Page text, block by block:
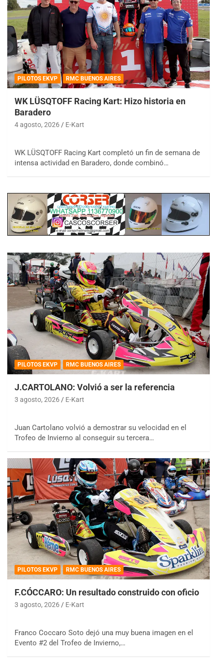
PILOTOS EKVP RMC BUENOS AIRES
WK LÜSQTOFF Racing Kart: Hizo historia en
Baradero
4 agosto, 2026 E-Kart
WK LÜSQTOFF Racing Kart completó un fin de semana de
intensa actividad en Baradero, donde combinó…
PILOTOS EKVP RMC BUENOS AIRES
J.CARTOLANO: Volvió a ser la referencia
3 agosto, 2026 E-Kart
Juan Cartolano volvió a demostrar su velocidad en el
Trofeo de Invierno al conseguir su tercera…
PILOTOS EKVP RMC BUENOS AIRES
F.CÓCCARO: Un resultado construido con oficio
3 agosto, 2026 E-Kart
Franco Coccaro Soto dejó una muy buena imagen en el
Evento #2 del Trofeo de Invierno,…